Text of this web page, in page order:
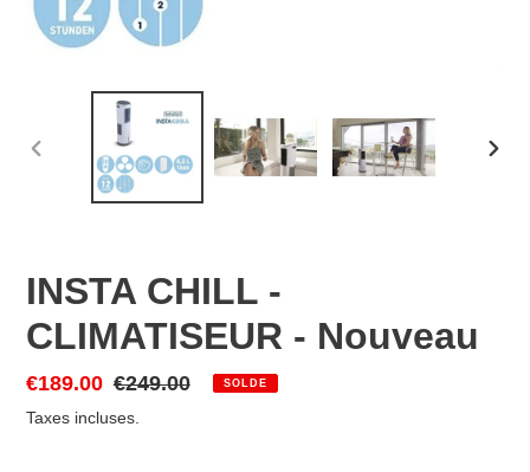
DIAPOSITIVE
PRÉCÉDENTE
INSTA CHILL -
CLIMATISEUR - Nouveau
Prix
réduit
€189.00 Prix
normal
€249.00 SOLDE
Taxes incluses.